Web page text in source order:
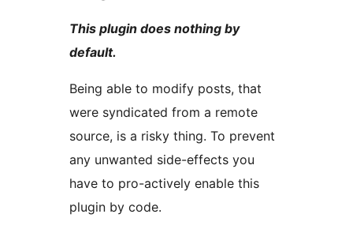
This plugin does nothing by
default.
Being able to modify posts, that
were syndicated from a remote
source, is a risky thing. To prevent
any unwanted side-effects you
have to pro-actively enable this
plugin by code.